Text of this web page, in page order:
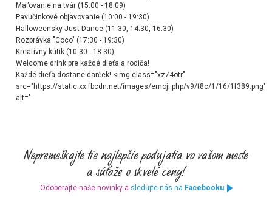
Maľovanie na tvár (15:00 - 18:09)
Pavučinkové objavovanie (10:00 - 19:30)
Halloweensky Just Dance (11:30, 14:30, 16:30)
Rozprávka "Coco" (17:30 - 19:30)
Kreatívny kútik (10:30 - 18:30)
Welcome drink pre každé dieťa a rodiča!
Každé dieťa dostane darček! <img class="xz74otr"
src="https://static.xx.fbcdn.net/images/emoji.php/v9/t8c/1/16/1f389.png"
alt="
Odoberajte naše novinky a sledujte nás na Facebooku